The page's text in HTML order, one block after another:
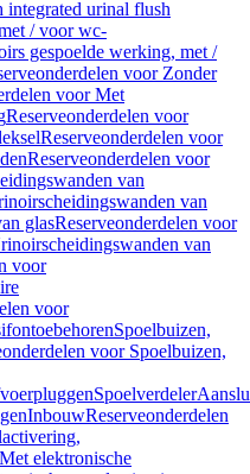
integrated urinal flush
/ voor wc-
gespoelde werking, met /
voor Zonder
voor Met
Reserveonderdelen voor
Reserveonderdelen voor
Reserveonderdelen voor
van
van
glasReserveonderdelen voor
van
voor
voor
Spoelbuizen,
voor Spoelbuizen,
Spoelverdeler
InbouwReserveonderdelen
elektronische